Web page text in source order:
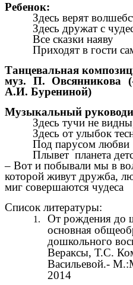
Ребенок:
Здесь верят
Здесь дружат с
Все сказки наяву
Приходят в гости
Танцевальная
муз. П. Овсянникова
А.И. Бурениной)
Музыкальный
Здесь тучи не
Здесь от улыбок
Под парусом любви
Плывет планета
– Вот и побывали мы в
которой живут дружба,
миг совершаются чудеса
Список литературы:
От рождения до
основная
дошкольного
Вераксы, Т.С.
Васильевой.-
2014